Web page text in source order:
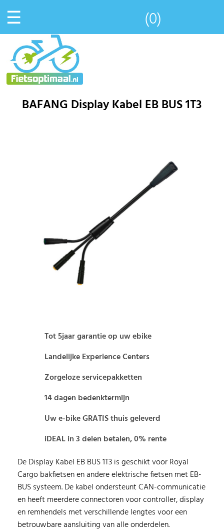
☰ (0)
BAFANG Display Kabel EB BUS 1T3
Tot 5jaar garantie op uw ebike
Landelijke Experience Centers
Zorgeloze servicepakketten
14 dagen bedenktermijn
Uw e-bike GRATIS thuis geleverd
iDEAL in 3 delen betalen, 0% rente
De Display Kabel EB BUS 1T3 is geschikt voor Royal
Cargo bakfietsen en andere elektrische fietsen met EB-
BUS systeem. De kabel ondersteunt CAN-communicatie
en heeft meerdere connectoren voor controller, display
en remhendels met verschillende lengtes voor een
betrouwbare aansluiting van alle onderdelen.